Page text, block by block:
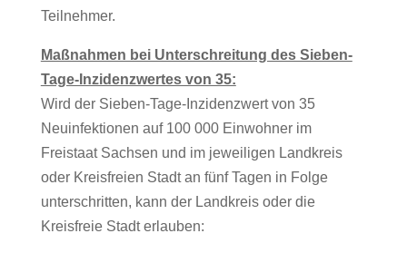
Teilnehmer.
Maßnahmen bei Unterschreitung des Sieben-
Tage-Inzidenzwertes von 35:
Wird der Sieben-Tage-Inzidenzwert von 35
Neuinfektionen auf 100 000 Einwohner im
Freistaat Sachsen und im jeweiligen Landkreis
oder Kreisfreien Stadt an fünf Tagen in Folge
unterschritten, kann der Landkreis oder die
Kreisfreie Stadt erlauben: